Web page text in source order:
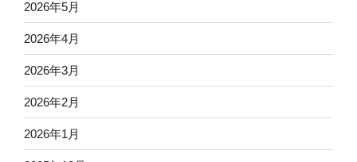
2026年5月
2026年4月
2026年3月
2026年2月
2026年1月